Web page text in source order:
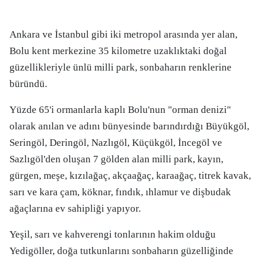
Ankara ve İstanbul gibi iki metropol arasında yer alan,
Bolu kent merkezine 35 kilometre uzaklıktaki doğal
güzellikleriyle ünlü milli park, sonbaharın renklerine
büründü.
Yüzde 65'i ormanlarla kaplı Bolu'nun "orman denizi"
olarak anılan ve adını bünyesinde barındırdığı Büyükgöl,
Seringöl, Deringöl, Nazlıgöl, Küçükgöl, İncegöl ve
Sazlıgöl'den oluşan 7 gölden alan milli park, kayın,
gürgen, meşe, kızılağaç, akçaağaç, karaağaç, titrek kavak,
sarı ve kara çam, köknar, fındık, ıhlamur ve dişbudak
ağaçlarına ev sahipliği yapıyor.
Yeşil, sarı ve kahverengi tonlarının hakim olduğu
Yedigöller, doğa tutkunlarını sonbaharın güzelliğinde